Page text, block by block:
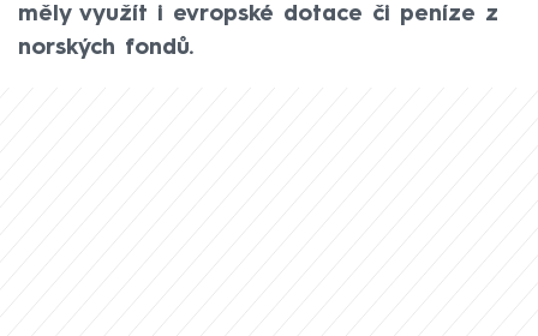
měly využít i evropské dotace či peníze z
norských fondů.